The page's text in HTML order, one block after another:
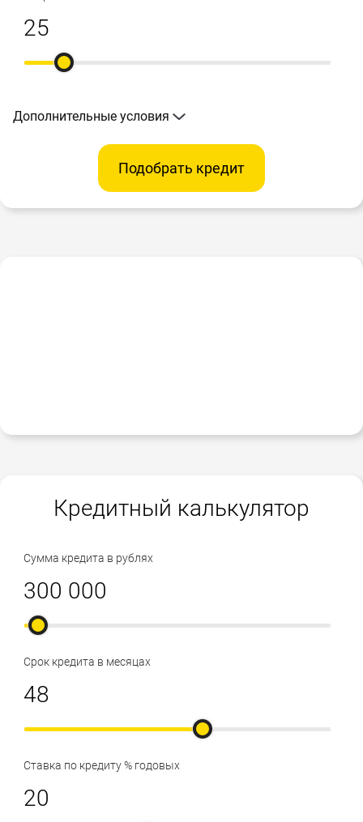
Дополнительные условия
Подобрать кредит
Кредитный калькулятор
Сумма кредита в рублях
Срок кредита в месяцах
Ставка по кредиту % годовых